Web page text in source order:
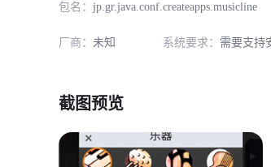
包名： jp.gr.java.conf.createapps.musicline
厂商： 未知 系统要求： 需要支持
截图预览